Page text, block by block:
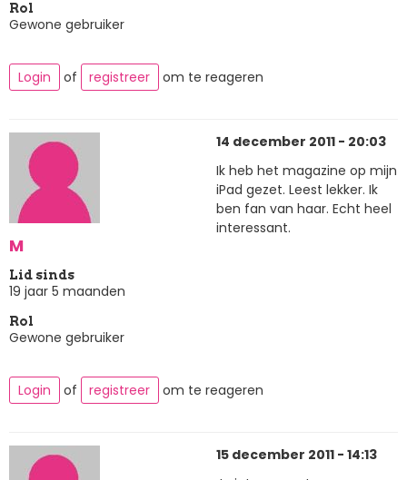
Rol
Gewone gebruiker
Login of registreer om te reageren
M
Lid sinds
19 jaar 5 maanden
Rol
Gewone gebruiker
14 december 2011 - 20:03
Ik heb het magazine op mijn
iPad gezet. Leest lekker. Ik
ben fan van haar. Echt heel
interessant.
Login of registreer om te reageren
15 december 2011 - 14:13